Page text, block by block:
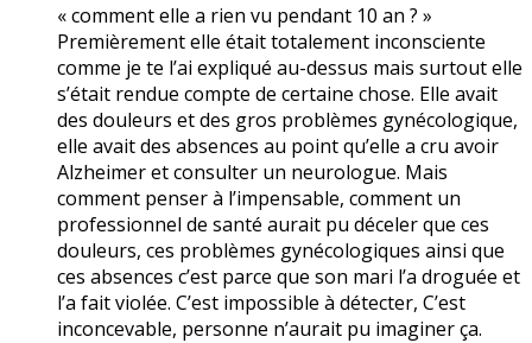
« comment elle a rien vu pendant 10 an ? »
Premièrement elle était totalement inconsciente
comme je te l’ai expliqué au-dessus mais surtout elle
s’était rendue compte de certaine chose. Elle avait
des douleurs et des gros problèmes gynécologique,
elle avait des absences au point qu’elle a cru avoir
Alzheimer et consulter un neurologue. Mais
comment penser à l’impensable, comment un
professionnel de santé aurait pu déceler que ces
douleurs, ces problèmes gynécologiques ainsi que
ces absences c’est parce que son mari l’a droguée et
l’a fait violée. C’est impossible à détecter, C’est
inconcevable, personne n’aurait pu imaginer ça.